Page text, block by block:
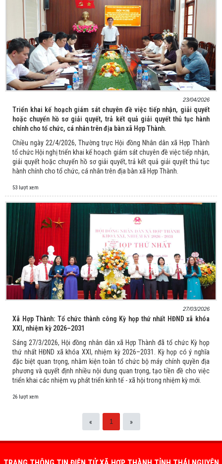
23/04/2026
Triển khai kế hoạch giám sát chuyên đề việc tiếp nhận, giải quyết
hoặc chuyển hồ sơ giải quyết, trả kết quả giải quyết thủ tục hành
chính cho tổ chức, cá nhân trên địa bàn xã Hợp Thành.
Chiều ngày 22/4/2026, Thường trực Hội đồng Nhân dân xã Hợp Thành
tổ chức Hội nghị triển khai kế hoạch giám sát chuyên đề việc tiếp nhận,
giải quyết hoặc chuyển hồ sơ giải quyết, trả kết quả giải quyết thủ tục
hành chính cho tổ chức, cá nhân trên địa bàn xã Hợp Thành.
53 lượt xem
27/03/2026
Xã Hợp Thành: Tổ chức thành công Kỳ họp thứ nhất HĐND xã khóa
XXI, nhiệm kỳ 2026–2031
Sáng 27/3/2026, Hội đồng nhân dân xã Hợp Thành đã tổ chức Kỳ họp
thứ nhất HĐND xã khóa XXI, nhiệm kỳ 2026–2031. Kỳ họp có ý nghĩa
đặc biệt quan trọng, nhằm kiện toàn tổ chức bộ máy chính quyền địa
phương và quyết định nhiều nội dung quan trọng, tạo tiền đề cho việc
triển khai các nhiệm vụ phát triển kinh tế - xã hội trong nhiệm kỳ mới.
26 lượt xem
« 1 »